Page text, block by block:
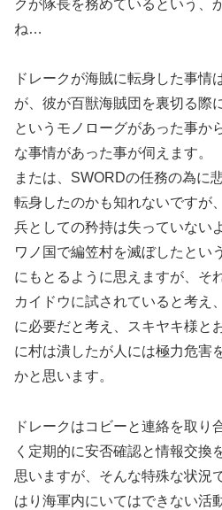
クが隊長を務めているという、
ね…
ドレークが海賊に転身した事情
が、彼が百獣海賊団を裏切る際
というモノローグがあった事か
な事情があった事が伺えます。
または、SWORDの任務の為に
転身したのかも知れないですが
兵としての矜持は失っていない
ワノ国で編笠村を滅ぼしたとい
にもとるように思えますが、そ
カイドウに試されていると考え
に必要だと考え、スキヤキ様と
に村は潰したが人には極力危害
かと思います。
ドレークはコビーと連絡を取り
く定期的に安否確認と情報交換
思いますが、そんな特殊な状況
はり海軍内にいてはできない活